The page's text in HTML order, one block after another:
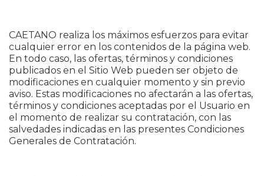
CAETANO realiza los máximos esfuerzos para evitar
cualquier error en los contenidos de la página web.
En todo caso, las ofertas, términos y condiciones
publicados en el Sitio Web pueden ser objeto de
modificaciones en cualquier momento y sin previo
aviso. Estas modificaciones no afectarán a las ofertas,
términos y condiciones aceptadas por el Usuario en
el momento de realizar su contratación, con las
salvedades indicadas en las presentes Condiciones
Generales de Contratación.